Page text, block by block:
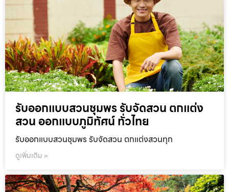
รับออกแบบสวนชุมพร รับจัดสวน ตกแต่ง
สวน ออกแบบภูมิทัศน์ ทั่วไทย
รับออกแบบสวนชุมพร รับจัดสวน ตกแต่งสวนทุก
ดูเพิ่มเติม »